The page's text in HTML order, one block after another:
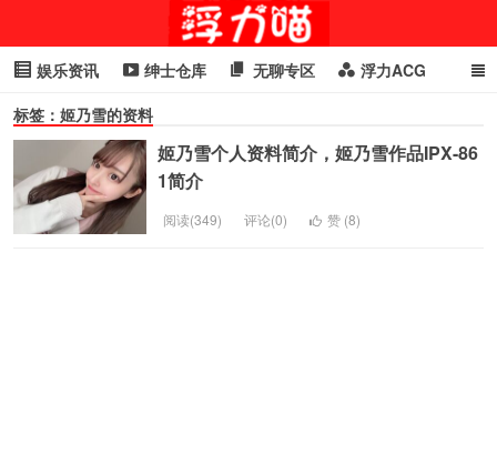
娱乐资讯 绅士仓库 无聊专区 浮力ACG
浮力GIF 明星头条
cosplay
标签：姬乃雪的资料
姬乃雪个人资料简介，姬乃雪作品IPX-86
1简介
阅读(349) 评论(0) 赞 (8)